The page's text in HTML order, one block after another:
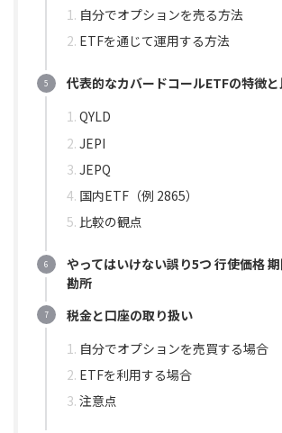
自分でオプションを売る方法
ETFを通じて運用する方法
代表的なカバードコールETFの特徴
QYLD
JEPI
JEPQ
国内ETF（例 2865）
比較の観点
やってはいけない誤り5つ 行使価格
勘所
税金と口座の取り扱い
自分でオプションを売買する場合
ETFを利用する場合
注意点